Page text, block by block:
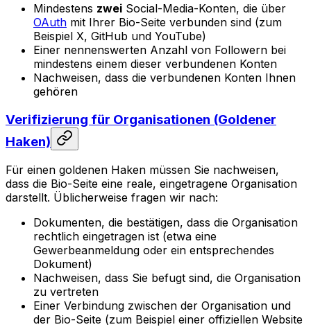
Mindestens zwei Social-Media-Konten, die über
OAuth mit Ihrer Bio-Seite verbunden sind (zum
Beispiel X, GitHub und YouTube)
Einer nennenswerten Anzahl von Followern bei
mindestens einem dieser verbundenen Konten
Nachweisen, dass die verbundenen Konten Ihnen
gehören
Verifizierung für Organisationen (Goldener
Haken)
Für einen goldenen Haken müssen Sie nachweisen,
dass die Bio-Seite eine reale, eingetragene Organisation
darstellt. Üblicherweise fragen wir nach:
Dokumenten, die bestätigen, dass die Organisation
rechtlich eingetragen ist (etwa eine
Gewerbeanmeldung oder ein entsprechendes
Dokument)
Nachweisen, dass Sie befugt sind, die Organisation
zu vertreten
Einer Verbindung zwischen der Organisation und
der Bio-Seite (zum Beispiel einer offiziellen Website